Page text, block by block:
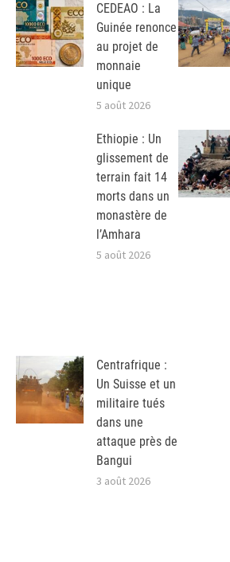
CEDEAO : La
Guinée renonce
au projet de
monnaie
unique
5 août 2026
Ethiopie : Un
glissement de
terrain fait 14
morts dans un
monastère de
l’Amhara
5 août 2026
Centrafrique :
Un Suisse et un
militaire tués
dans une
attaque près de
Bangui
3 août 2026